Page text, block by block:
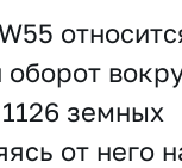
земных
от него